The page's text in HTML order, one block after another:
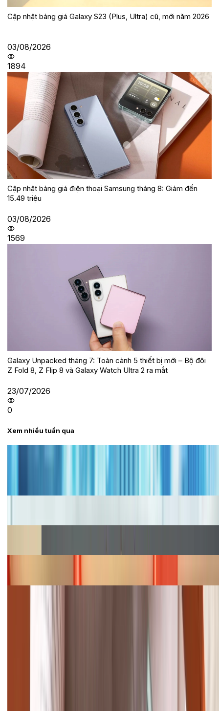
Cập nhật bảng giá Galaxy S23 (Plus, Ultra) cũ, mới năm 2026
03/08/2026
1894
Cập nhật bảng giá điện thoại Samsung tháng 8: Giảm đến
15.49 triệu
03/08/2026
1569
Galaxy Unpacked tháng 7: Toàn cảnh 5 thiết bị mới – Bộ đôi
Z Fold 8, Z Flip 8 và Galaxy Watch Ultra 2 ra mắt
23/07/2026
0
Xem nhiều tuần qua